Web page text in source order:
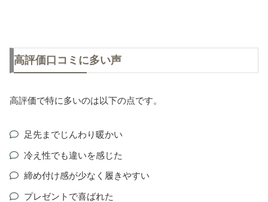
高評価口コミに多い声
高評価で特に多いのは以下の点です。
足先までじんわり暖かい
冷え性でも違いを感じた
締め付け感が少なく履きやすい
プレゼントで喜ばれた